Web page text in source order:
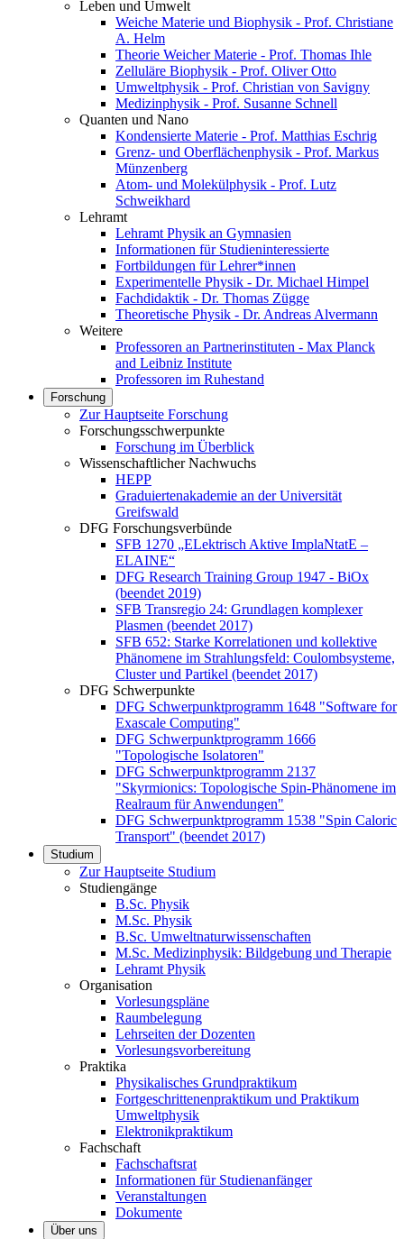
Leben und Umwelt
Weiche Materie und Biophysik - Prof. Christiane
A. Helm
Theorie Weicher Materie - Prof. Thomas Ihle
Zelluläre Biophysik - Prof. Oliver Otto
Umweltphysik - Prof. Christian von Savigny
Medizinphysik - Prof. Susanne Schnell
Quanten und Nano
Kondensierte Materie - Prof. Matthias Eschrig
Grenz- und Oberflächenphysik - Prof. Markus
Münzenberg
Atom- und Molekülphysik - Prof. Lutz
Schweikhard
Lehramt
Lehramt Physik an Gymnasien
Informationen für Studieninteressierte
Fortbildungen für Lehrer*innen
Experimentelle Physik - Dr. Michael Himpel
Fachdidaktik - Dr. Thomas Zügge
Theoretische Physik - Dr. Andreas Alvermann
Weitere
Professoren an Partnerinstituten - Max Planck
and Leibniz Institute
Professoren im Ruhestand
Forschung
Zur Hauptseite Forschung
Forschungsschwerpunkte
Forschung im Überblick
Wissenschaftlicher Nachwuchs
HEPP
Graduiertenakademie an der Universität
Greifswald
DFG Forschungsverbünde
SFB 1270 „ELektrisch Aktive ImplaNtatE –
ELAINE“
DFG Research Training Group 1947 - BiOx
(beendet 2019)
SFB Transregio 24: Grundlagen komplexer
Plasmen (beendet 2017)
SFB 652: Starke Korrelationen und kollektive
Phänomene im Strahlungsfeld: Coulombsysteme,
Cluster und Partikel (beendet 2017)
DFG Schwerpunkte
DFG Schwerpunktprogramm 1648 "Software for
Exascale Computing"
DFG Schwerpunktprogramm 1666
"Topologische Isolatoren"
DFG Schwerpunktprogramm 2137
"Skyrmionics: Topologische Spin-Phänomene im
Realraum für Anwendungen"
DFG Schwerpunktprogramm 1538 "Spin Caloric
Transport" (beendet 2017)
Studium
Zur Hauptseite Studium
Studiengänge
B.Sc. Physik
M.Sc. Physik
B.Sc. Umweltnaturwissenschaften
M.Sc. Medizinphysik: Bildgebung und Therapie
Lehramt Physik
Organisation
Vorlesungspläne
Raumbelegung
Lehrseiten der Dozenten
Vorlesungsvorbereitung
Praktika
Physikalisches Grundpraktikum
Fortgeschrittenenpraktikum und Praktikum
Umweltphysik
Elektronikpraktikum
Fachschaft
Fachschaftsrat
Informationen für Studienanfänger
Veranstaltungen
Dokumente
Über uns